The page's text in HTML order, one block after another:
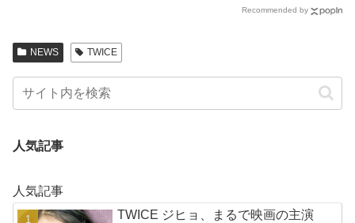
Recommended by
NEWS TWICE
人気記事
人気記事
TWICE ジヒョ、まるで映画の主演